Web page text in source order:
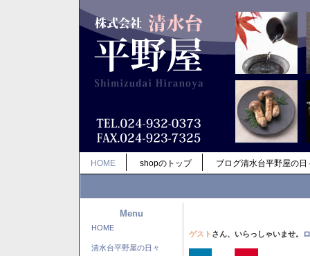
HOME shopのトップ ブログ清水台平野屋の日
Menu
HOME
清水台平野屋の日々
ゲスト さん、いらっしゃいませ。